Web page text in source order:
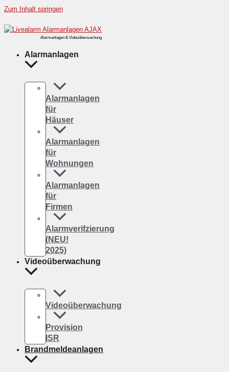
Zum Inhalt springen
Alarmanlagen & Videoüberwachung
Alarmanlagen
Alarmanlagen
für
Häuser
Alarmanlagen
für
Wohnungen
Alarmanlagen
für
Firmen
Alarmverifzierung
(NEU!
2025)
Videoüberwachung
Videoüberwachung
Provision
ISR
Brandmeldeanlagen